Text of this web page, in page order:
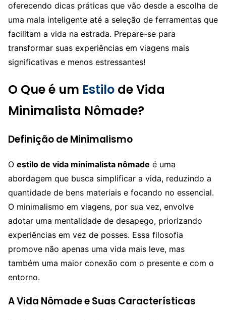
oferecendo dicas práticas que vão desde a escolha de
uma mala inteligente até a seleção de ferramentas que
facilitam a vida na estrada. Prepare-se para
transformar suas experiências em viagens mais
significativas e menos estressantes!
O Que é um Estilo de Vida
Minimalista Nômade?
Definição de Minimalismo
O estilo de vida minimalista nômade é uma
abordagem que busca simplificar a vida, reduzindo a
quantidade de bens materiais e focando no essencial.
O minimalismo em viagens, por sua vez, envolve
adotar uma mentalidade de desapego, priorizando
experiências em vez de posses. Essa filosofia
promove não apenas uma vida mais leve, mas
também uma maior conexão com o presente e com o
entorno.
A Vida Nômade e Suas Características